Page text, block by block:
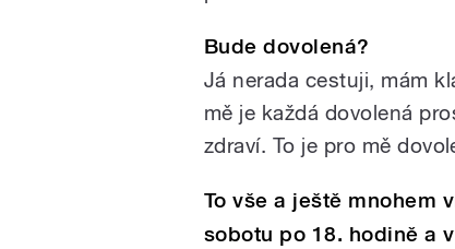
Bude dovolená?
Já nerada cestuji, mám
mě je každá dovolená
zdraví. To je pro mě
To vše a ještě mnohem
sobotu po 18. hodině a